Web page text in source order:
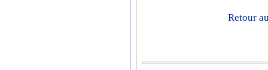
Retour